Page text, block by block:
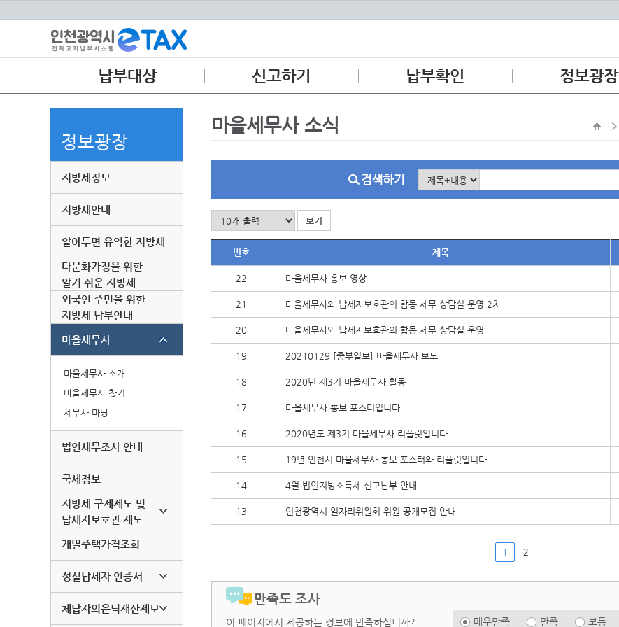
납부대상
상수도 요금
신고하기
지방소득세
지역자원시설세
환경개선부담금 연납
납부확인
영수증보관함
정보광장
알아두면 유익한 지방세
지방세 구제제도 및
성실납세자 대상안내
개별주택가격조회
배너광장
정보광장
지방세정보
지방세안내
알아두면 유익한 지방세
다문화가정을 위한
알기 쉬운 지방세
외국인 주민을 위한
지방세 납부안내
마을세무사
마을세무사 소개
마을세무사 찾기
세무사 마당
법인세무조사 안내
국세정보
지방세 구제제도 및
납세자보호관 제도
개별주택가격조회
성실납세자 인증서
체납자의은닉재산제보
마을세무사 소식
보기
번호 제목
22 마을세무사 홍보 영상
21 마을세무사와 납세자보호관의 합동 세무 상담실 운영 2차
20 마을세무사와 납세자보호관의 합동 세무 상담실 운영
19 20210129 [중부일보] 마을세무사 보도
18 2020년 제3기 마을세무사 활동
17 마을세무사 홍보 포스터입니다
16 2020년도 제3기 마을세무사 리플릿입니다
15 19년 인천시 마을세무사 홍보 포스터와 리플릿입니다.
14 4월 법인지방소득세 신고납부 안내
13 인천광역시 일자리위원회 위원 공개모집 안내
1 2
만족도 조사
이 페이지에서 제공하는 정보에 만족하십니까? 매우만족 만족 보통